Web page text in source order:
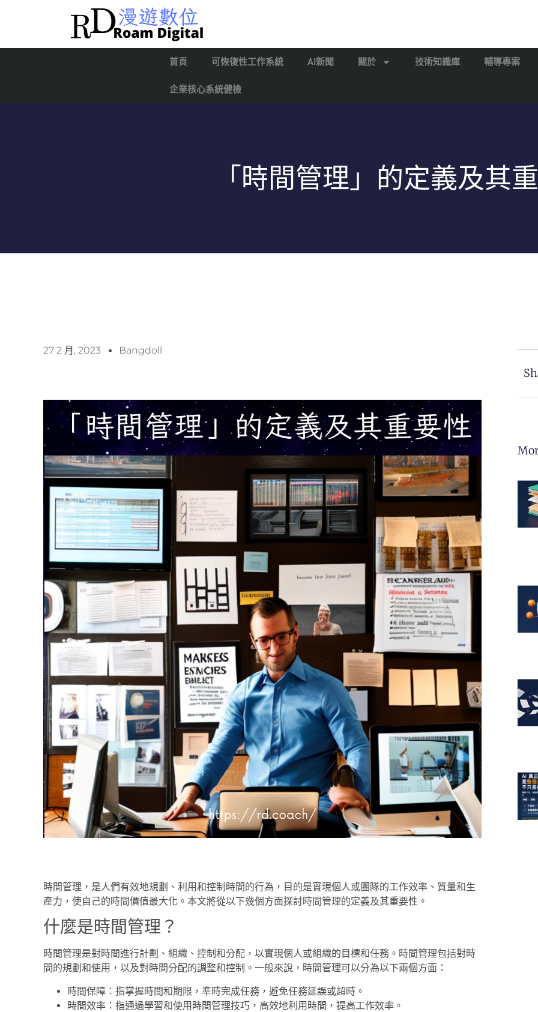
首頁 可恢復性工作系統 AI新聞 關於 技術知識庫 輔導專案
企業核心系統健檢
「時間管理」的定義及其
27 2 月, 2023 Bangdoll
時間管理，是人們有效地規劃、利用和控制時間的行為，目的是實現個人或團隊的工作效率、質量和生
產力，使自己的時間價值最大化。本文將從以下幾個方面探討時間管理的定義及其重要性。
什麼是時間管理？
時間管理是對時間進行計劃、組織、控制和分配，以實現個人或組織的目標和任務。時間管理包括對時
間的規劃和使用，以及對時間分配的調整和控制。一般來說，時間管理可以分為以下兩個方面：
時間保障：指掌握時間和期限，準時完成任務，避免任務延誤或超時。
時間效率：指通過學習和使用時間管理技巧，高效地利用時間，提高工作效率。